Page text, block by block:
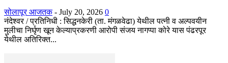
सोलापूर आजतक - July 20, 2026 0
नंदेश्वर / प्रतिनिधी : सिद्धनकेरी (ता. मंगळवेढा) येथील पत्नी व अल्पवयीन
मुलीचा निर्घृण खून केल्याप्रकरणी आरोपी संजय नागप्पा कोरे यास पंढरपूर
येथील अतिरिक्त...